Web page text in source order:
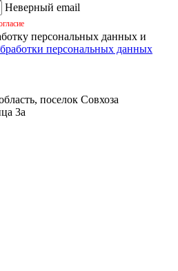
Неверный email
персональных данных и
персональных данных
поселок Совхоза
3а